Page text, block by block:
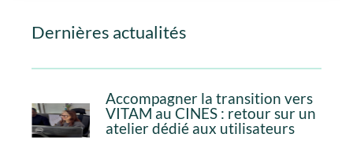
Dernières actualités
Accompagner la transition vers
VITAM au CINES : retour sur un
atelier dédié aux utilisateurs